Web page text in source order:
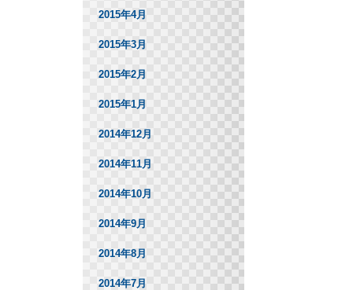
2015年4月
2015年3月
2015年2月
2015年1月
2014年12月
2014年11月
2014年10月
2014年9月
2014年8月
2014年7月